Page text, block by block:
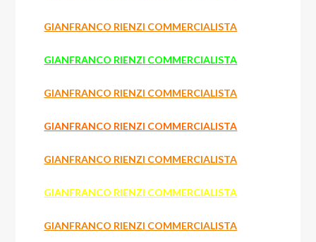
GIANFRANCO RIENZI COMMERCIALISTA
GIANFRANCO RIENZI COMMERCIALISTA
GIANFRANCO RIENZI COMMERCIALISTA
GIANFRANCO RIENZI COMMERCIALISTA
GIANFRANCO RIENZI COMMERCIALISTA
GIANFRANCO RIENZI COMMERCIALISTA
GIANFRANCO RIENZI COMMERCIALISTA